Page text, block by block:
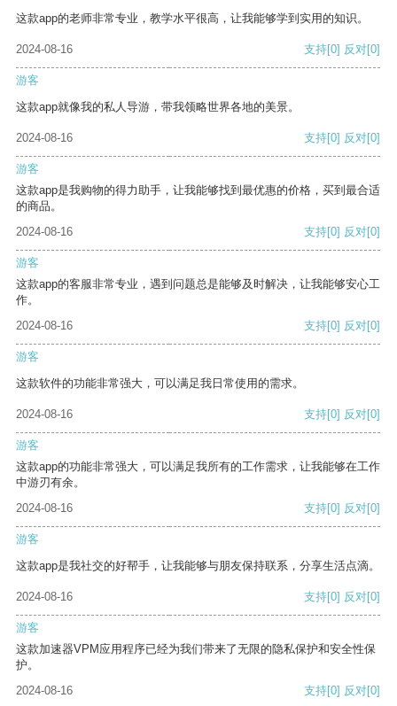
这款app的老师非常专业，教学水平很高，让我能够学到实用的知识。
2024-08-16 支持[0] 反对[0]
游客
这款app就像我的私人导游，带我领略世界各地的美景。
2024-08-16 支持[0] 反对[0]
游客
这款app是我购物的得力助手，让我能够找到最优惠的价格，买到最合适
的商品。
2024-08-16
支持[0] 反对[0]
游客
这款app的客服非常专业，遇到问题总是能够及时解决，让我能够安心工
作。
2024-08-16
支持[0] 反对[0]
游客
这款软件的功能非常强大，可以满足我日常使用的需求。
2024-08-16 支持[0] 反对[0]
游客
这款app的功能非常强大，可以满足我所有的工作需求，让我能够在工作
中游刃有余。
2024-08-16
支持[0] 反对[0]
游客
这款app是我社交的好帮手，让我能够与朋友保持联系，分享生活点滴。
2024-08-16 支持[0] 反对[0]
游客
这款加速器VPM应用程序已经为我们带来了无限的隐私保护和安全性保
护。
2024-08-16
支持[0] 反对[0]